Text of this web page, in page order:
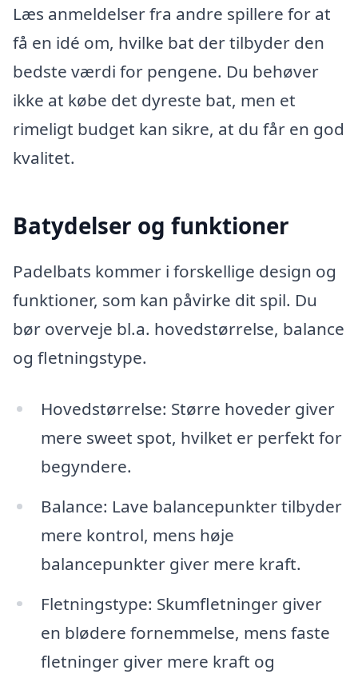
Læs anmeldelser fra andre spillere for at
få en idé om, hvilke bat der tilbyder den
bedste værdi for pengene. Du behøver
ikke at købe det dyreste bat, men et
rimeligt budget kan sikre, at du får en god
kvalitet.
Batydelser og funktioner
Padelbats kommer i forskellige design og
funktioner, som kan påvirke dit spil. Du
bør overveje bl.a. hovedstørrelse, balance
og fletningstype.
Hovedstørrelse: Større hoveder giver
mere sweet spot, hvilket er perfekt for
begyndere.
Balance: Lave balancepunkter tilbyder
mere kontrol, mens høje
balancepunkter giver mere kraft.
Fletningstype: Skumfletninger giver
en blødere fornemmelse, mens faste
fletninger giver mere kraft og